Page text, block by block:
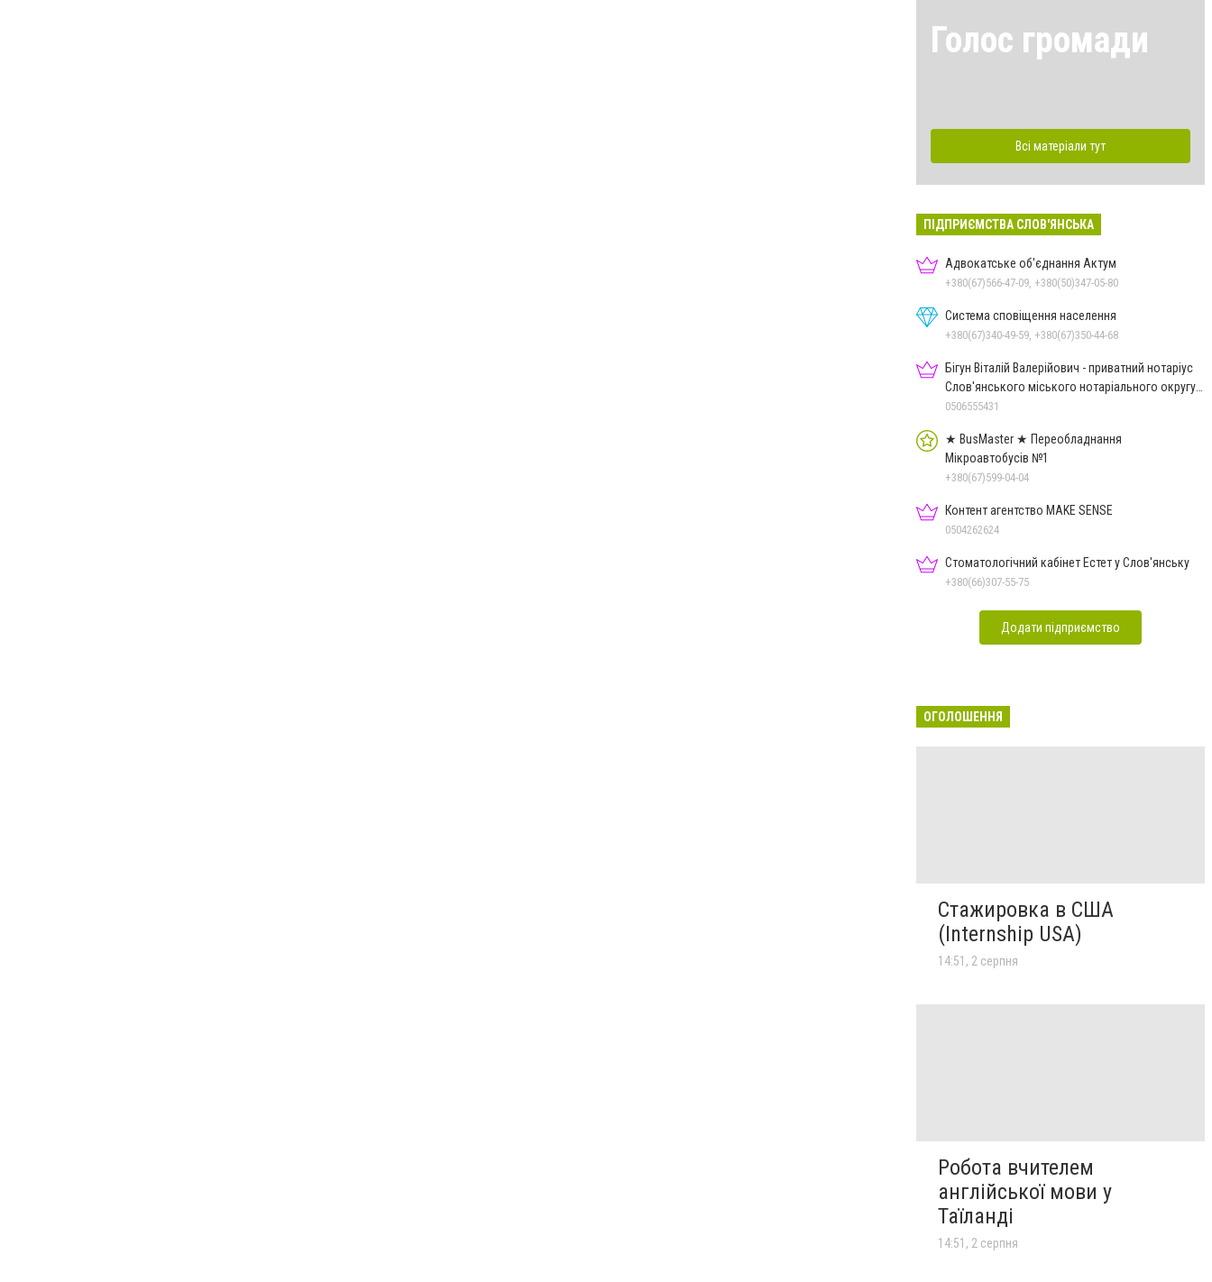
Голос громади
Всі матеріали тут
ПІДПРИЄМСТВА СЛОВ'ЯНСЬКА
Адвокатське об'єднання Актум
+380(67)566-47-09, +380(50)347-05-80
Система сповіщення населення
+380(67)340-49-59, +380(67)350-44-68
Бігун Віталій Валерійович - приватний нотаріус
Слов'янського міського нотаріального округу
Дон.обл.
0506555431
★ BusMaster ★ Переобладнання
Мікроавтобусів №1
+380(67)599-04-04
Контент агентство MAKE SENSE
0504262624
Стоматологічний кабінет Естет у Слов'янську
+380(66)307-55-75
Додати підприємство
ОГОЛОШЕННЯ
Стажировка в США
(Internship USA)
14:51, 2 серпня
Робота вчителем
англійської мови у
Таїланді
14:51, 2 серпня